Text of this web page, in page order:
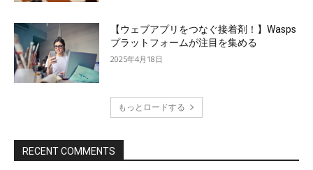
【ウェブアプリをつなぐ接着剤！】Wasps
プラットフォームが注目を集める
2025年4月18日
もっとロードする
RECENT COMMENTS